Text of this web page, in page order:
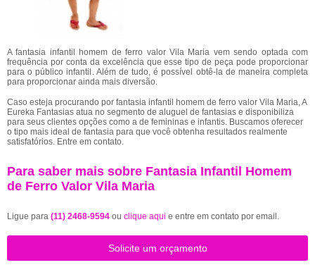
A fantasia infantil homem de ferro valor Vila Maria vem sendo optada com
frequência por conta da excelência que esse tipo de peça pode proporcionar
para o público infantil. Além de tudo, é possível obtê-la de maneira completa
para proporcionar ainda mais diversão.
Caso esteja procurando por fantasia infantil homem de ferro valor Vila Maria, A
Eureka Fantasias atua no segmento de aluguel de fantasias e disponibiliza
para seus clientes opções como a de femininas e infantis. Buscamos oferecer
o tipo mais ideal de fantasia para que você obtenha resultados realmente
satisfatórios. Entre em contato.
Para saber mais sobre Fantasia Infantil Homem
de Ferro Valor Vila Maria
Ligue para (11) 2468-9594 ou clique aqui e entre em contato por email.
Solicite um orçamento